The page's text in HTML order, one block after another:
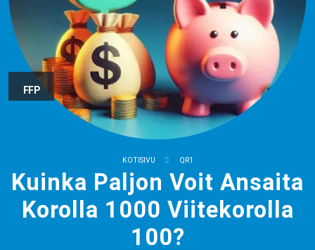
FFP
KOTISIVU QR1
Kuinka Paljon Voit Ansaita
Korolla 1000 Viitekorolla
100?